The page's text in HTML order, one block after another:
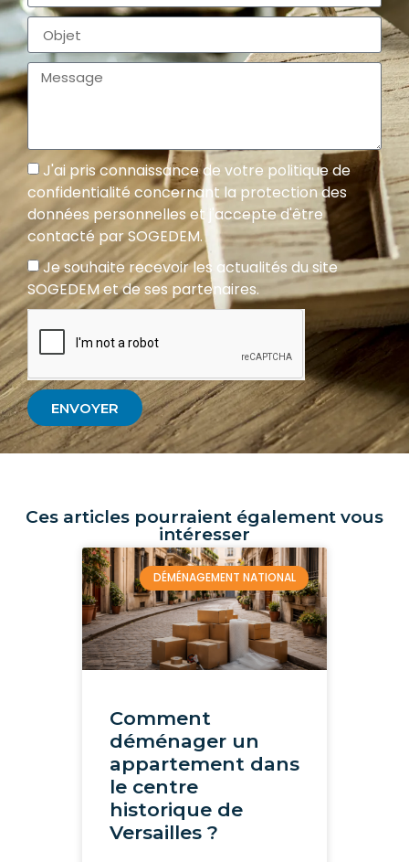
J'ai pris connaissance de votre politique de
confidentialité concernant la protection des
données personnelles et j'accepte d'être
contacté par SOGEDEM.
Je souhaite recevoir les actualités du site
SOGEDEM et de ses partenaires.
ENVOYER
Ces articles pourraient également vous
intéresser
DÉMÉNAGEMENT NATIONAL
Comment
déménager un
appartement dans
le centre
historique de
Versailles ?